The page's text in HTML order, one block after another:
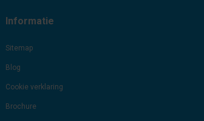
Informatie
Sitemap
Blog
Cookie verklaring
Brochure